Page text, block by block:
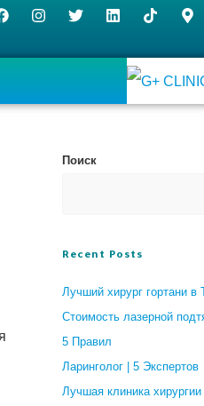
Поиск
Recent Posts
Лучший хирург гортани в
Стоимость лазерной
5 Правил
Ларинголог | 5 Экспертов
Лучшая клиника